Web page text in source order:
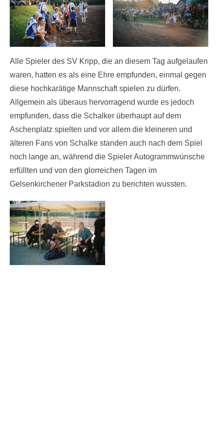
Alle Spieler des SV Kripp, die an diesem Tag aufgelaufen
waren, hatten es als eine Ehre empfunden, einmal gegen
diese hochkarätige Mannschaft spielen zu dürfen.
Allgemein als überaus hervorragend wurde es jedoch
empfunden, dass die Schalker überhaupt auf dem
Aschenplatz spielten und vor allem die kleineren und
älteren Fans von Schalke standen auch nach dem Spiel
noch lange an, während die Spieler Autogrammwünsche
erfüllten und von den glorreichen Tagen im
Gelsenkirchener Parkstadion zu berichten wussten.